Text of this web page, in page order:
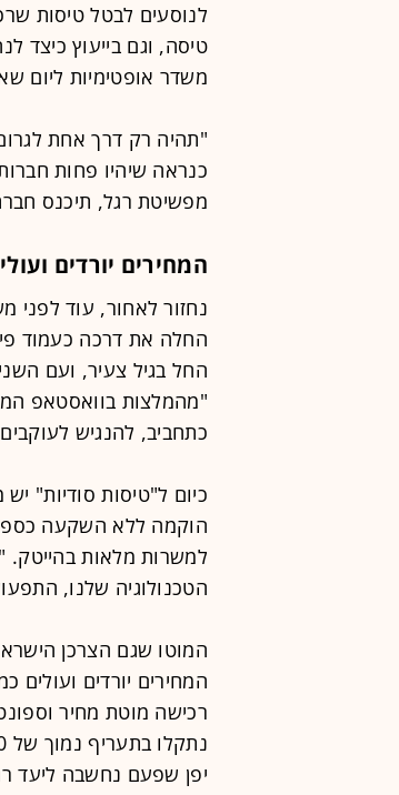
לנוסעים לבטל טיסות
טיסה, וגם בייעוץ כיצד
משדר אופטימיות ליום
"תהיה רק דרך אחת לגרום
כנראה שיהיו פחות
מפשיטת רגל, תיכנס
המחירים יורדים
נחזור לאחור, עוד לפני
החלה את דרכה כעמוד
החל בגיל צעיר, ועם
"מהמלצות בוואסטאפ
כתחביב, להנגיש
הוקמה ללא השקעה
למשרות מלאות בהייטק.
הטכנולוגיה שלנו,
המוטו שגם הצרכן
המחירים יורדים
רכישה מוטת מחיר
יפן שפעם נחשבה ליעד